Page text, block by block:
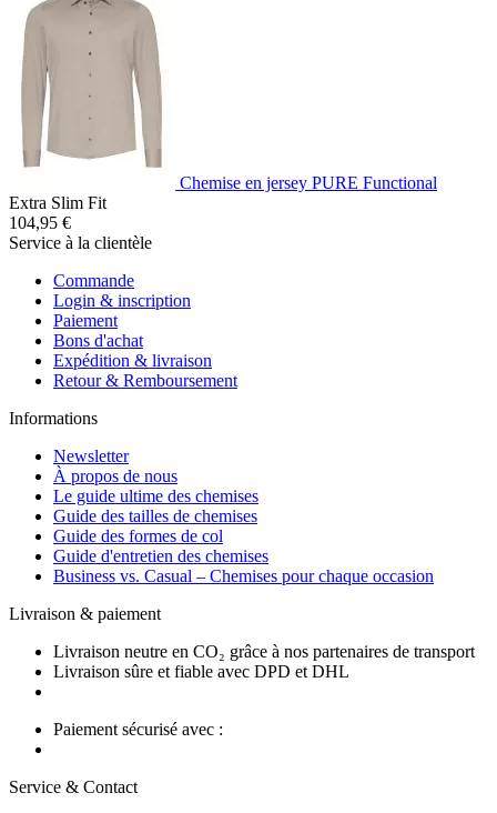
Chemise en jersey PURE Functional
Extra Slim Fit
104,95 €
Service à la clientèle
Commande
Login & inscription
Paiement
Bons d'achat
Expédition & livraison
Retour & Remboursement
Informations
Newsletter
À propos de nous
Le guide ultime des chemises
Guide des tailles de chemises
Guide des formes de col
Guide d'entretien des chemises
Business vs. Casual – Chemises pour chaque occasion
Livraison & paiement
Livraison neutre en CO₂ grâce à nos partenaires de transport
Livraison sûre et fiable avec DPD et DHL
Paiement sécurisé avec :
Service & Contact